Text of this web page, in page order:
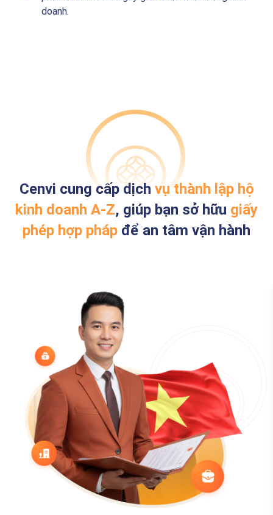
doanh.
Cenvi cung cấp dịch vụ thành lập hộ
kinh doanh A-Z, giúp bạn sở hữu giấy
phép hợp pháp để an tâm vận hành